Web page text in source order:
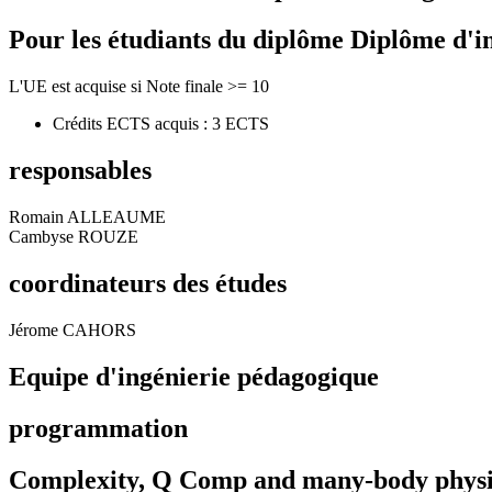
Pour les étudiants du diplôme Diplôme
L'UE est acquise si Note finale >= 10
Crédits ECTS acquis : 3 ECTS
responsables
Romain ALLEAUME
Cambyse ROUZE
coordinateurs des études
Jérome CAHORS
Equipe d'ingénierie pédagogique
programmation
Complexity, Q Comp and many-body